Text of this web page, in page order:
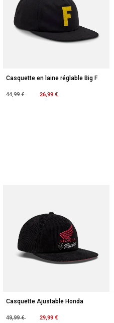
Casquette en laine réglable Big F
Price reduced from
44,99 €to 26,99 €
Casquette Ajustable Honda
Price reduced from
49,99 €to 29,99 €